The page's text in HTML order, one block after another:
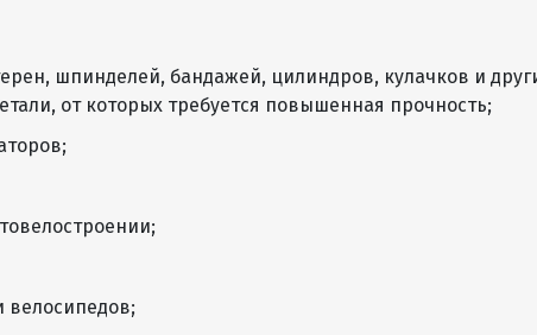
А, Б ПН, ПУ, ПВ, ПО О, НО По запросу
Б ПН, ПУ, ПВ, ПО
шпинделей, бандажей, цилиндров, кулачков и
от которых требуется повышенная прочность;
велосипедов;